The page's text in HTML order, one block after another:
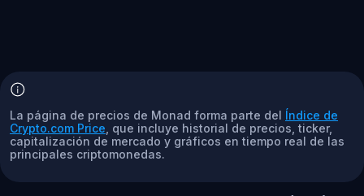
La página de precios de Monad forma parte del Índice de
Crypto.com Price , que incluye historial de precios, ticker,
capitalización de mercado y gráficos en tiempo real de las
principales criptomonedas.